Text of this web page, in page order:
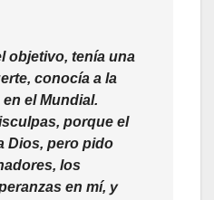
objetivo, tenía una
conocía a la
el Mundial.
porque el
Dios, pero pido
los
en mí, y